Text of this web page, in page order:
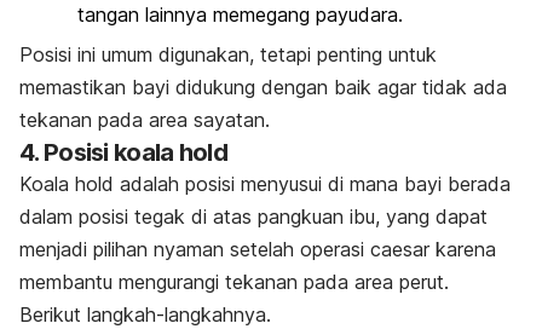
tangan lainnya memegang payudara.
Posisi ini umum digunakan, tetapi penting untuk
memastikan bayi didukung dengan baik agar tidak ada
tekanan pada area sayatan.
4. Posisi koala hold
Koala hold adalah posisi menyusui di mana bayi berada
dalam posisi tegak di atas pangkuan ibu, yang dapat
menjadi pilihan nyaman setelah operasi caesar karena
membantu mengurangi tekanan pada area perut.
Berikut langkah-langkahnya.